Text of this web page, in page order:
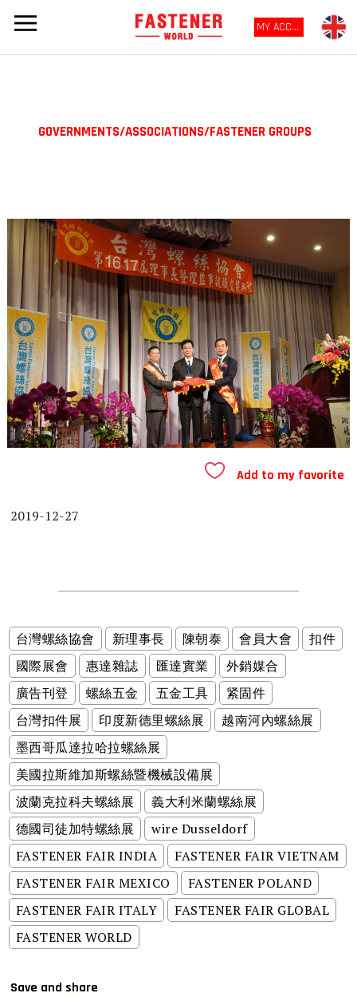
MY ACCOUNT
GOVERNMENTS/ASSOCIATIONS/FASTENER GROUPS
Add to my favorite
2019-12-27
台灣螺絲協會 新理事長 陳朝泰 會員大會
扣件
國際展會
惠達雜誌 匯達實業
外銷媒合
廣告刊登
螺絲五金 五金工具
紧固件
台灣扣件展
印度新德里螺絲展
越南河內螺絲展
墨西哥瓜達拉哈拉螺絲展
美國拉斯維加斯螺絲暨機械設備展
波蘭克拉科夫螺絲展
義大利米蘭螺絲展
德國司徒加特螺絲展
wire Dusseldorf
FASTENER FAIR INDIA
FASTENER FAIR VIETNAM
FASTENER FAIR MEXICO
FASTENER POLAND
FASTENER FAIR ITALY
FASTENER FAIR GLOBAL
FASTENER WORLD
Save and share